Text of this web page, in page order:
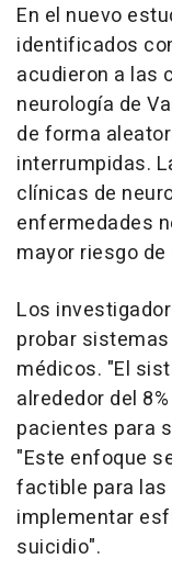
En el nuevo
identificados
acudieron a las
neurología de
de forma
interrumpidas.
clínicas de
enfermedades
mayor riesgo
Los
probar
médicos. "El
alrededor del
pacientes para
"Este enfoque
factible para
implementar
suicidio".